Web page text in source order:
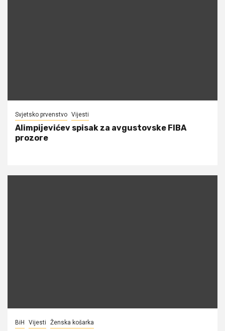
Svjetsko prvenstvo Vijesti
Alimpijevićev spisak za avgustovske FIBA
prozore
BiH Vijesti Ženska košarka